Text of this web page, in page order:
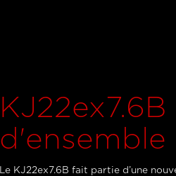
KJ22ex7.6B
d'ensemble
Le KJ22ex7.6B fait partie d’une